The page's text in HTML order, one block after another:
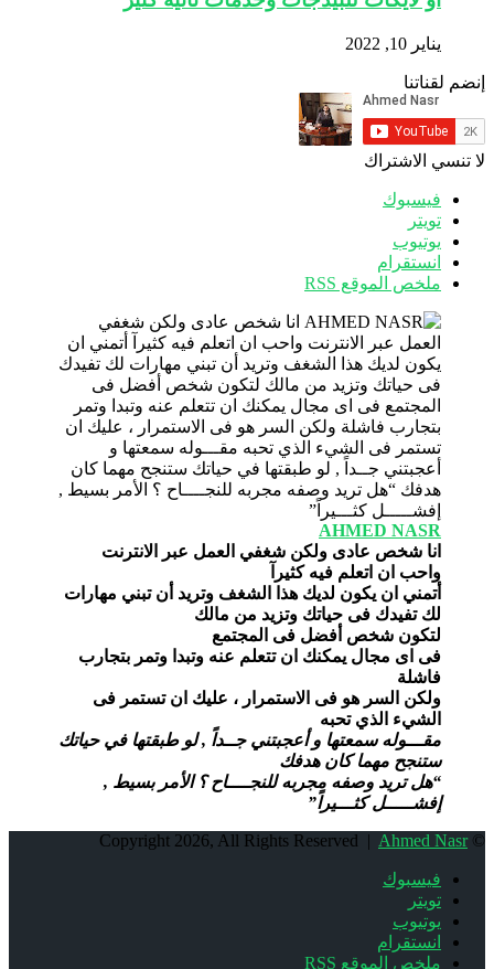
يناير 10, 2022
إنضم لقناتنا
لا تنسي الاشتراك
فيسبوك
تويتر
يوتيوب
انستقرام
ملخص الموقع RSS
AHMED NASR
انا شخص عادى ولكن شغفي العمل عبر الانترنت
واحب ان اتعلم فيه كثيرآ
أتمني ان يكون لديك هذا الشغف وتريد أن تبني مهارات
لك تفيدك فى حياتك وتزيد من مالك
لتكون شخص أفضل فى المجتمع
فى اى مجال يمكنك ان تتعلم عنه وتبدا وتمر بتجارب
فاشلة
ولكن السر هو فى الاستمرار ، عليك ان تستمر فى
الشيء الذي تحبه
مقـــوله سمعتها و أعجبتني جــداً , لو طبقتها في حياتك
ستنجح مهما كان هدفك
“هل تريد وصفه مجربه للنجــــاح ؟ الأمر بسيط ,
إفشـــــل كثـــيراً”
© Copyright 2026, All Rights Reserved |
Ahmed Nasr
فيسبوك
تويتر
يوتيوب
انستقرام
ملخص الموقع RSS